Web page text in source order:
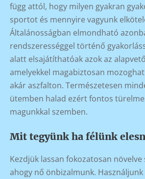
függ attól, hogy milyen gyakran
sportot és mennyire vagyunk
Általánosságban elmondható
rendszerességgel történő
alatt elsajátíthatóak azok az
amelyekkel magabiztosan
akár aszfalton. Természetesen
ütemben halad ezért fontos
magunkkal szemben.
Mit tegyünk ha félünk
Kezdjük lassan fokozatosan növelve
ahogy nő önbizalmunk.